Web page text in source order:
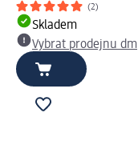
(2)
Skladem
Vybrat prodejnu dm